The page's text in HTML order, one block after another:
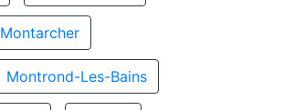
Montarcher
Montrond-Les-Bains